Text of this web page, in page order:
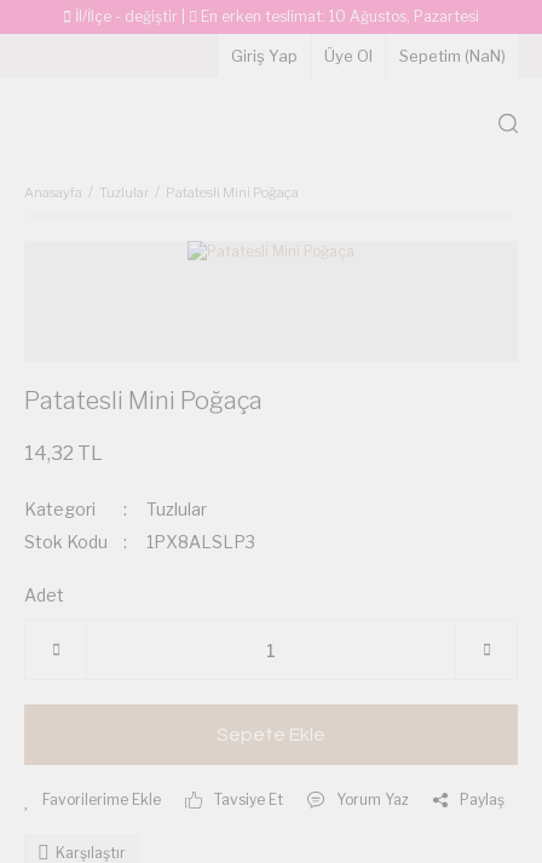
İl/İlçe - değiştir En erken teslimat: 10 Ağustos, Pazartesi
Giriş Yap Üye Ol Sepetim (NaN)
Anasayfa Tuzlular Patatesli Mini Poğaça
Patatesli Mini Poğaça
14,32 TL
Kategori
Tuzlular
Stok Kodu
1PX8ALSLP3
Adet
Sepete Ekle
Tavsiye Et Yorum Yaz Paylaş
Karşılaştır